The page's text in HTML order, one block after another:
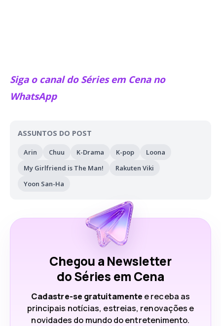
Siga o canal do Séries em Cena no
WhatsApp
ASSUNTOS DO POST
Arin Chuu K-Drama K-pop
Loona
My Girlfriend is The Man!
Rakuten Viki
Yoon San-Ha
Chegou a Newsletter
do Séries em Cena
Cadastre-se gratuitamente e receba as
principais notícias, estreias, renovações e
novidades do mundo do entretenimento.